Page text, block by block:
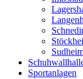
Sportanlagen